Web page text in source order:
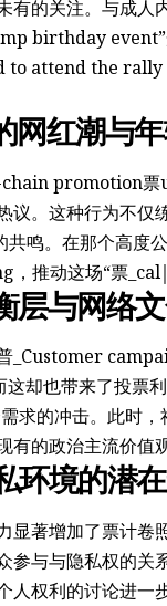
有的关注。与成
birthday event”
attend the rally
网红潮与
chain promotion
议。这种行为不
共鸣。在那个高
推动这场“票
层与网络
_Customer
却也带来了投票
求的冲击。此时
的政治主流价值观
环境的潜
显著增加了票计卷
参与与隐私权的
人权利的讨论进